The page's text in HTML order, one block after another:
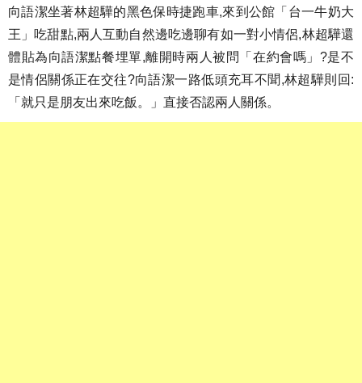
向語潔坐著林超驊的黑色保時捷跑車,來到公館「台一牛奶大
王」吃甜點,兩人互動自然邊吃邊聊有如一對小情侶,林超驊還
體貼為向語潔點餐埋單,離開時兩人被問「在約會嗎」?是不
是情侶關係正在交往?向語潔一路低頭充耳不聞,林超驊則回:
「就只是朋友出來吃飯。」直接否認兩人關係。